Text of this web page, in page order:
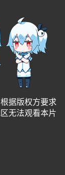
据版权方要求
无法观看本片